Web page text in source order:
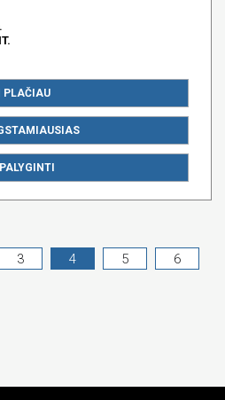
PLAČIAU
3 4 5 6